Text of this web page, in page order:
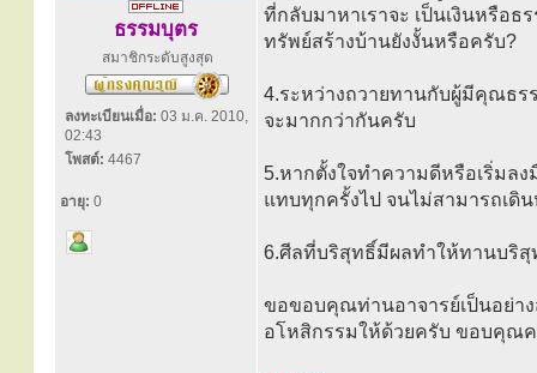
ธรรมบุตร
สมาชิกระดับสูงสุด
ลงทะเบียนเมื่อ: 03 ม.ค. 2010,
02:43
โพสต์: 4467
อายุ: 0
ที่กลับมาหาเราจะ เป็นเงินหรือธ
ทรัพย์สร้างบ้านยังงั้นหรือครับ?
4.ระหว่างถวายทานกับผู้มีคุณธร
จะมากกว่ากันครับ
5.หากตั้งใจทำความดีหรือเริ่มล
แทบทุกครั้งไป จนไม่สามารถเดิ
6.ศีลที่บริสุทธิ์มีผลทำให้ทานบริสุ
ขอขอบคุณท่านอาจารย์เป็นอย่าง
อโหสิกรรมให้ด้วยครับ ขอบคุณ